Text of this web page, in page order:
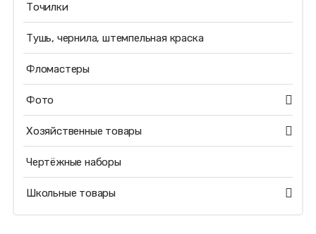
Точилки
Тушь, чернила, штемпельная краска
Фломастеры
Фото
Хозяйственные товары
Чертёжные наборы
Школьные товары